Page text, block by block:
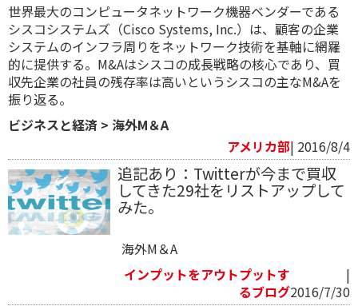
世界最大のコンピュータネットワーク機器ベンダーである
シスコシステムズ（Cisco Systems, Inc.）は、顧客の企業
システムのインフラ周りをネットワーク技術を基軸に網羅
的に提供する。M&Aはシスコの成長戦略の核心であり、買
収先企業の社員の残存率は高いというシスコの主なM&Aを
振り返る。
ビジネスと経済 > 海外M＆A
アメリカ部| 2016/8/4
追記あり：Twitterが今まで買収
してきた29社をリストアップして
みた。
海外M＆A
インプットをアウトプットす
るブログ
|
2016/7/30